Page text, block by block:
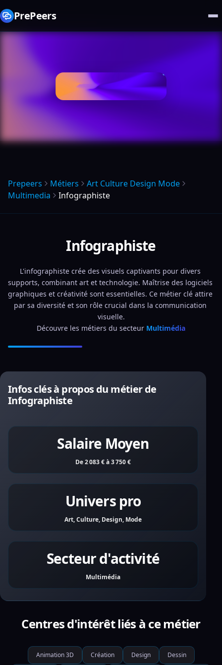
PrePeers
Prepeers Métiers
Art Culture Design Mode
Multimedia
Infographiste
Infographiste
L'infographiste crée des visuels captivants pour divers
supports, combinant art et technologie. Maîtrise des logiciels
graphiques et créativité sont essentielles. Ce métier clé attire
par sa diversité et son rôle crucial dans la communication
visuelle.
Découvre les métiers du secteur Multimédia
Infos clés à propos du métier de
Infographiste
Salaire Moyen
De 2 083 € à 3 750 €
Univers pro
Art, Culture, Design, Mode
Secteur d'activité
Multimédia
Centres d'intérêt liés à ce métier
Animation 3D Création Design Dessin